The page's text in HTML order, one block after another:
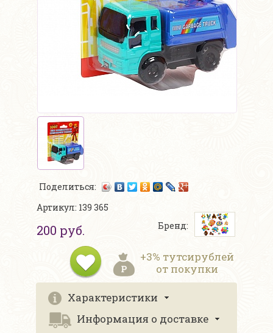
Поделиться:
Артикул: 139 365
200 руб. Бренд:
+3% тутсирублей
от покупки
Характеристики
Информация о доставке